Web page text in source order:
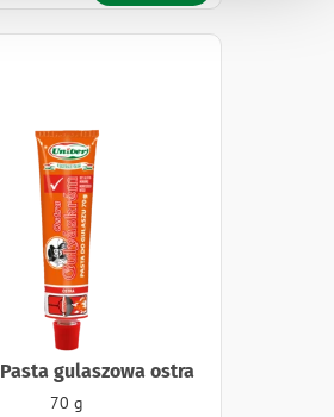
gulaszowa ostra
70 g